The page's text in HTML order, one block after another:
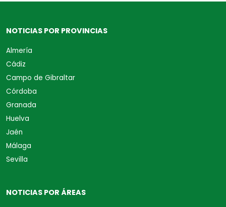
NOTICIAS POR PROVINCIAS
Almería
Cádiz
Campo de Gibraltar
Córdoba
Granada
Huelva
Jaén
Málaga
Sevilla
NOTICIAS POR ÁREAS